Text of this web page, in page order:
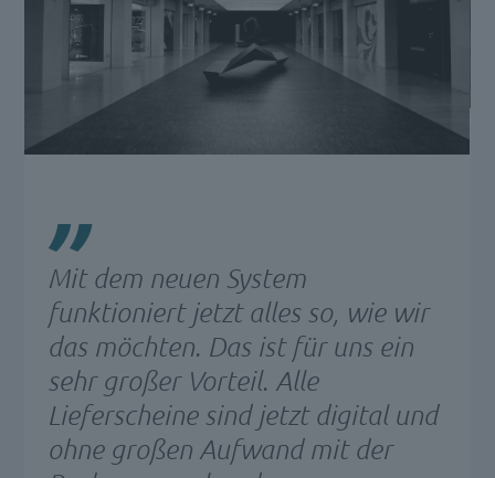
Mit dem neuen System
funktioniert jetzt alles so, wie wir
das möchten. Das ist für uns ein
sehr großer Vorteil. Alle
Lieferscheine sind jetzt digital und
ohne großen Aufwand mit der